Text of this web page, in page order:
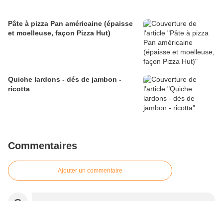
Pâte à pizza Pan américaine (épaisse
et moelleuse, façon Pizza Hut)
Quiche lardons - dés de jambon -
ricotta
Commentaires
Ajouter un commentaire